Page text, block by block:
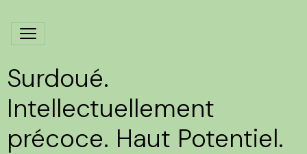
Surdoué.
Intellectuellement
précoce. Haut Potentiel.